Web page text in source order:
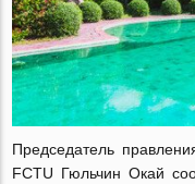
Председатель
FCTU Гюльчин Окай